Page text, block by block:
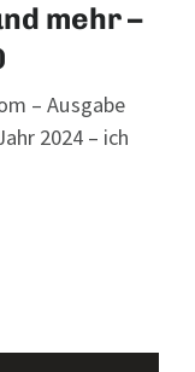
mehr –
– Ausgabe
2024 – ich